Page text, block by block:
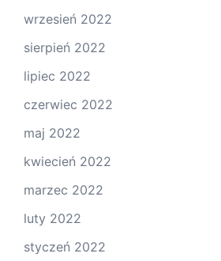
wrzesień 2022
sierpień 2022
lipiec 2022
czerwiec 2022
maj 2022
kwiecień 2022
marzec 2022
luty 2022
styczeń 2022